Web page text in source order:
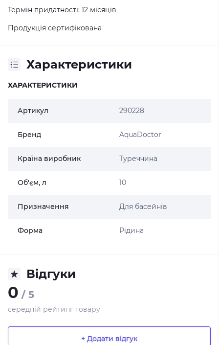
Термін придатності: 12 місяців
Продукція сертифікована
Характеристики
ХАРАКТЕРИСТИКИ
Артикул 290228
Бренд AquaDoctor
Країна виробник Туреччина
Об'єм, л 10
Призначення Для басейнів
Форма Рідина
Відгуки
0 / 5
середній рейтинг товару
+ Додати відгук